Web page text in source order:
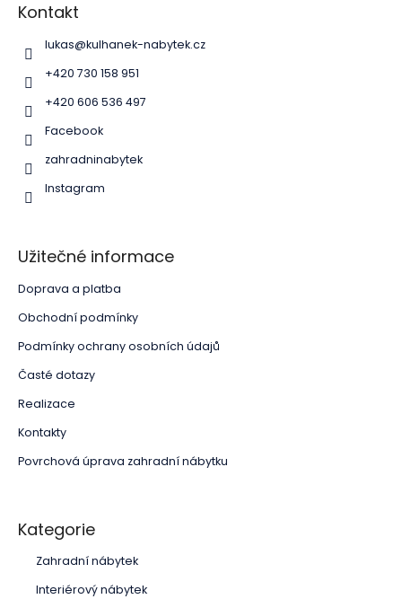
Kontakt
lukas@kulhanek-nabytek.cz
+420 730 158 951
+420 606 536 497
Facebook
zahradninabytek
Instagram
Užitečné informace
Doprava a platba
Obchodní podmínky
Podmínky ochrany osobních údajů
Časté dotazy
Realizace
Kontakty
Povrchová úprava zahradní nábytku
Kategorie
Zahradní nábytek
Interiérový nábytek